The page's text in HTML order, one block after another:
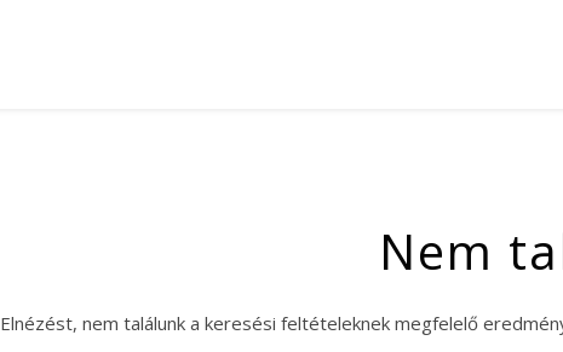
Nem
Elnézést, nem találunk a keresési feltételeknek megfelelő